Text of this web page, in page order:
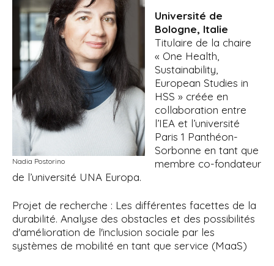
Nadia Postorino
Université de
Bologne, Italie
Titulaire de la chaire
« One Health,
Sustainability,
European Studies in
HSS » créée en
collaboration entre
l’IEA et l’université
Paris 1 Panthéon-
Sorbonne en tant que
membre co-fondateur
de l’université UNA Europa.
Projet de recherche : Les différentes facettes de la
durabilité. Analyse des obstacles et des possibilités
d'amélioration de l'inclusion sociale par les
systèmes de mobilité en tant que service (MaaS)